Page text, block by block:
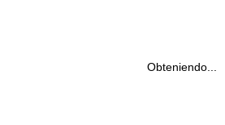
Obteniendo...